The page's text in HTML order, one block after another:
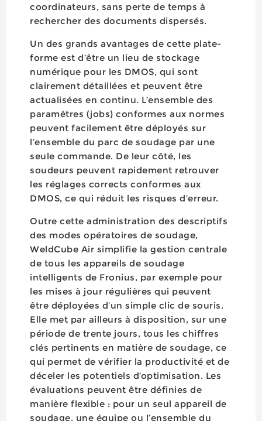
coordinateurs, sans perte de temps à
rechercher des documents dispersés.
Un des grands avantages de cette plate-
forme est d’être un lieu de stockage
numérique pour les DMOS, qui sont
clairement détaillées et peuvent être
actualisées en continu. L’ensemble des
paramètres (jobs) conformes aux normes
peuvent facilement être déployés sur
l’ensemble du parc de soudage par une
seule commande. De leur côté, les
soudeurs peuvent rapidement retrouver
les réglages corrects conformes aux
DMOS, ce qui réduit les risques d’erreur.
Outre cette administration des descriptifs
des modes opératoires de soudage,
WeldCube Air simplifie la gestion centrale
de tous les appareils de soudage
intelligents de Fronius, par exemple pour
les mises à jour régulières qui peuvent
être déployées d’un simple clic de souris.
Elle met par ailleurs à disposition, sur une
période de trente jours, tous les chiffres
clés pertinents en matière de soudage, ce
qui permet de vérifier la productivité et de
déceler les potentiels d’optimisation. Les
évaluations peuvent être définies de
manière flexible : pour un seul appareil de
soudage, une équipe ou l’ensemble du